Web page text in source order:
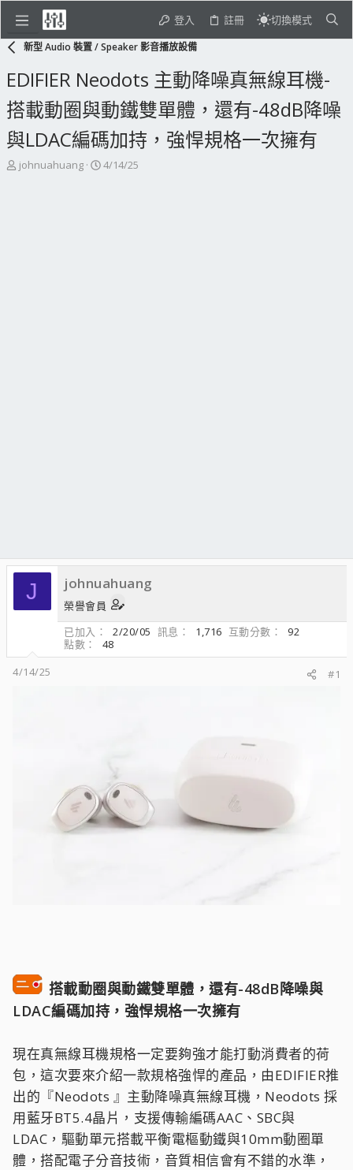
登入 註冊 切換模式
新型 Audio 裝置 / Speaker 影音播放設備
EDIFIER Neodots 主動降噪真無線耳機-
搭載動圈與動鐵雙單體，還有-48dB降噪
與LDAC編碼加持，強悍規格一次擁有
主
johnuahuang
開
4/14/25
J johnuahuang
榮譽會員
已加入
2/20/05 訊息 1,716 互動分數
92
點數
48
4/14/25
#1
搭載動圈與動鐵雙單體，還有-48dB降噪與
LDAC編碼加持，強悍規格一次擁有
現在真無線耳機規格一定要夠強才能打動消費者的荷
包，這次要來介紹一款規格強悍的產品，由EDIFIER推
出的『Neodots 』主動降噪真無線耳機，Neodots 採
用藍牙BT5.4晶片，支援傳輸編碼AAC、SBC與
LDAC，驅動單元搭載平衡電樞動鐵與10mm動圈單
體，搭配電子分音技術，音質相信會有不錯的水準，